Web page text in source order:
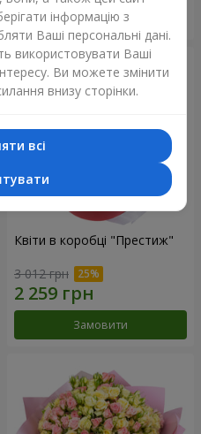
Замовити
Квіти в коробці "Престиж"
3 012 грн
Замовити
інформацію з
Ваші персональні дані.
використовувати Ваші
Ви можете змінити
внизу сторінки.
всі